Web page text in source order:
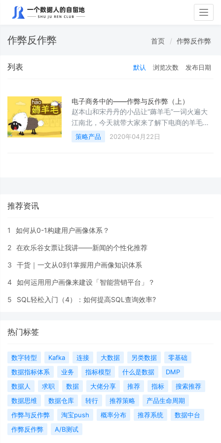
作弊反作弊 首页 作弊反作弊
列表 默认 浏览次数 发布日期
电子商务中的——作弊与反作弊（上）
赵本山和宋丹丹的小品让“薅羊毛”一词火遍大
江南北，今天就带大家来了解下电商的羊毛党
和反羊毛
策略产品 2020年04月22日
推荐资讯
1 如何从0-1构建用户画像体系？
2 在欢乐谷女票让我讲——新闻的个性化推荐
3 干货｜一文从0到1掌握用户画像知识体系
4 如何运用用户画像来建设「智能营销平台」？
5 SQL轻松入门（4）：如何提高SQL查询效率?
热门标签
数字转型 Kafka 连接 大数据 另类数据
零基础
数据指标体系
业务 指标模型 什么是数据
DMP
数据人
求职 数据 大佬分享 推荐 指标
搜索推荐
数据思维
数据仓库 转行 推荐策略
产品生命周期
作弊与反作弊
淘宝push 概率分布 推荐系统
数据中台
作弊反作弊
A/B测试